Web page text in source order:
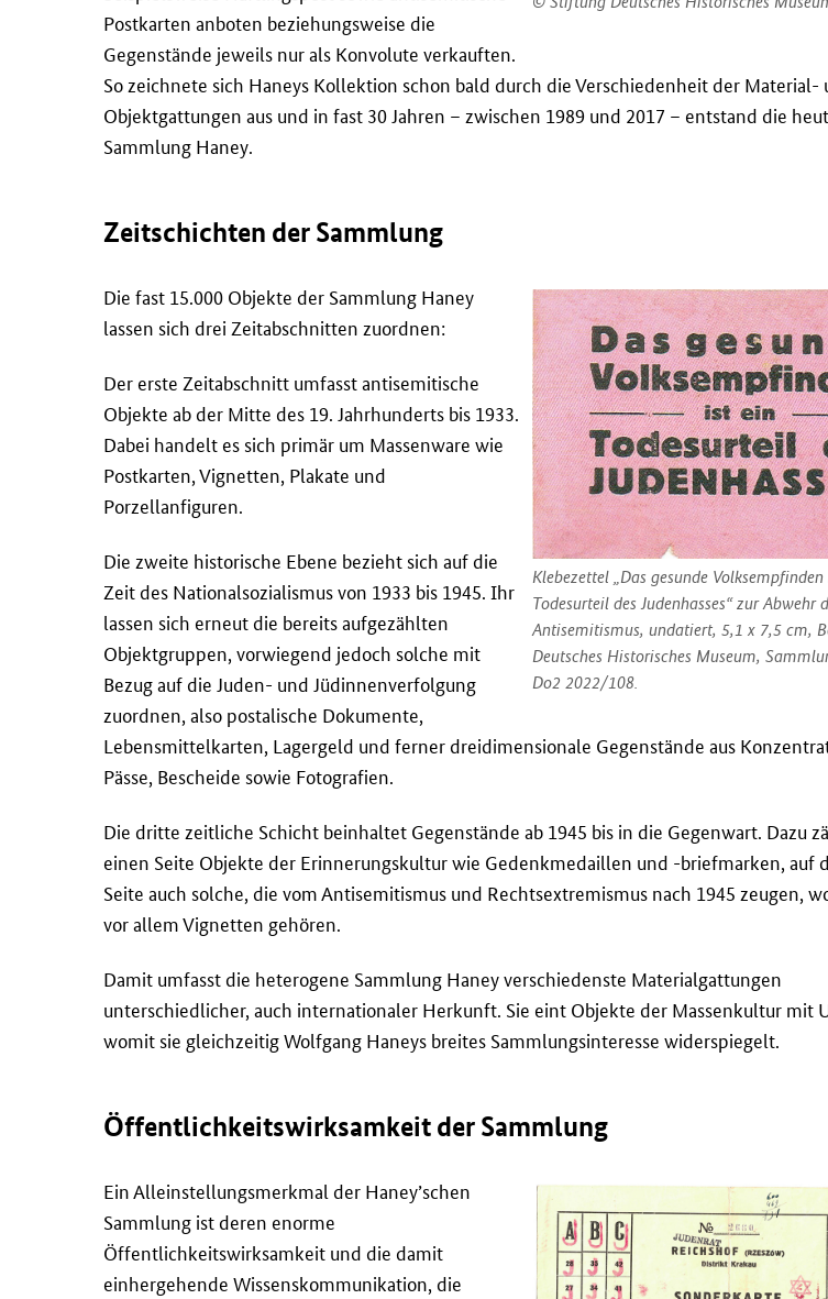
Postkarten anboten beziehungsweise die
Gegenstände jeweils nur als Konvolute verkauften.
So zeichnete sich Haneys Kollektion schon bald durch die Verschiedenheit der Material-
Objektgattungen aus und in fast 30 Jahren – zwischen 1989 und 2017 – entstand die
Sammlung Haney.
Zeitschichten der Sammlung
Klebezettel „Das gesunde
Todesurteil des Judenhasses“ zur Abwehr
Antisemitismus, undatiert, 5,1 x 7,5 cm,
Deutsches Historisches Museum,
Do2 2022/108.
Die fast 15.000 Objekte der Sammlung Haney
lassen sich drei Zeitabschnitten zuordnen:
Der erste Zeitabschnitt umfasst antisemitische
Objekte ab der Mitte des 19. Jahrhunderts bis 1933.
Dabei handelt es sich primär um Massenware wie
Postkarten, Vignetten, Plakate und
Porzellanfiguren.
Die zweite historische Ebene bezieht sich auf die
Zeit des Nationalsozialismus von 1933 bis 1945. Ihr
lassen sich erneut die bereits aufgezählten
Objektgruppen, vorwiegend jedoch solche mit
Bezug auf die Juden- und Jüdinnenverfolgung
zuordnen, also postalische Dokumente,
Lebensmittelkarten, Lagergeld und ferner dreidimensionale Gegenstände aus
Pässe, Bescheide sowie Fotografien.
Die dritte zeitliche Schicht beinhaltet Gegenstände ab 1945 bis in die Gegenwart. Dazu
einen Seite Objekte der Erinnerungskultur wie Gedenkmedaillen und -briefmarken, auf
Seite auch solche, die vom Antisemitismus und Rechtsextremismus nach 1945 zeugen,
vor allem Vignetten gehören.
Damit umfasst die heterogene Sammlung Haney verschiedenste Materialgattungen
unterschiedlicher, auch internationaler Herkunft. Sie eint Objekte der Massenkultur mit
womit sie gleichzeitig Wolfgang Haneys breites Sammlungsinteresse widerspiegelt.
Öffentlichkeitswirksamkeit der Sammlung
Ein Alleinstellungsmerkmal der Haney’schen
Sammlung ist deren enorme
Öffentlichkeitswirksamkeit und die damit
einhergehende Wissenskommunikation, die